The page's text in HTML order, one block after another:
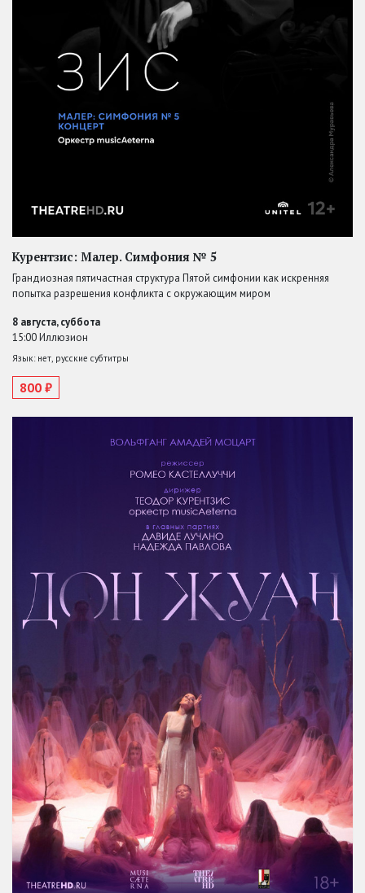
Курентзис: Малер. Симфония № 5
Грандиозная пятичастная структура Пятой симфонии как искренняя
попытка разрешения конфликта с окружающим миром
8 августа, суббота
15:00 Иллюзион
Язык: нет, русские субтитры
800 ₽